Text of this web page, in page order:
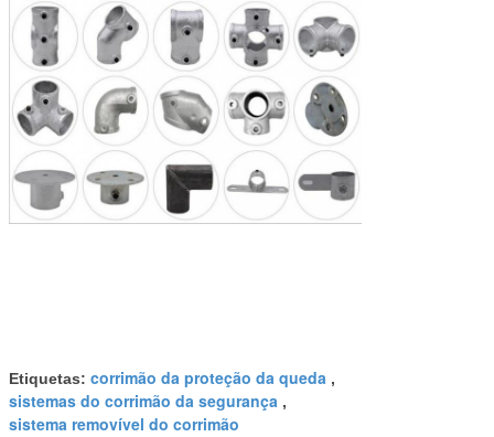
Etiquetas: corrimão da proteção da queda ,
sistemas do corrimão da segurança ,
sistema removível do corrimão